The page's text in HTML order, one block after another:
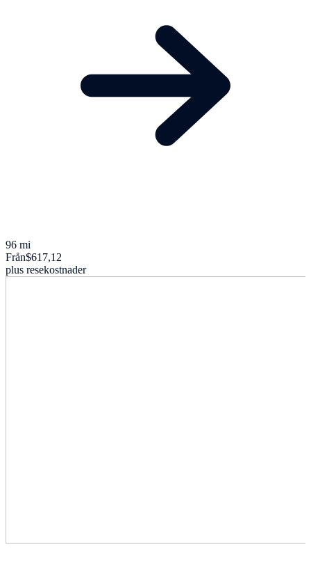
96 mi
Från$617,12
plus resekostnader